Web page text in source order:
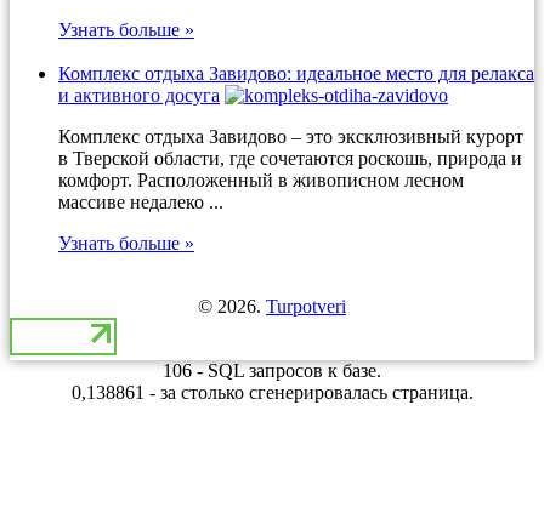
Узнать больше »
Комплекс отдыха Завидово: идеальное место для релакса
и активного досуга
Комплекс отдыха Завидово – это эксклюзивный курорт
в Тверской области, где сочетаются роскошь, природа и
комфорт. Расположенный в живописном лесном
массиве недалеко ...
Узнать больше »
© 2026. Turpotveri
106 - SQL запросов к базе.
0,138861 - за столько сгенерировалась страница.